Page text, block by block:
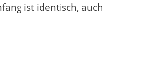
ist identisch, auch